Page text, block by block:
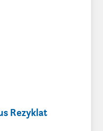
Rezyklat